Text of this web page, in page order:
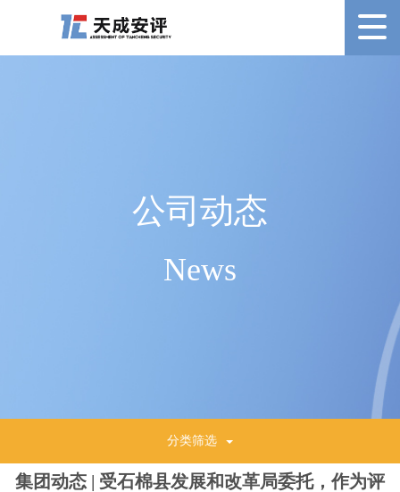
公司动态
News
分类筛选
集团动态 | 受石棉县发展和改革局委托，作为评